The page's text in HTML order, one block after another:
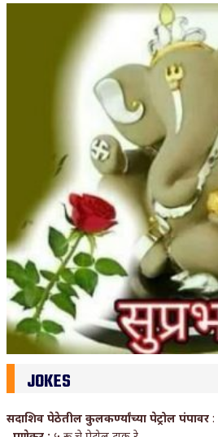
JOKES
सदाशिव पेठेतील कुलकर्ण्यांच्या पेट्रोल पंपावर :